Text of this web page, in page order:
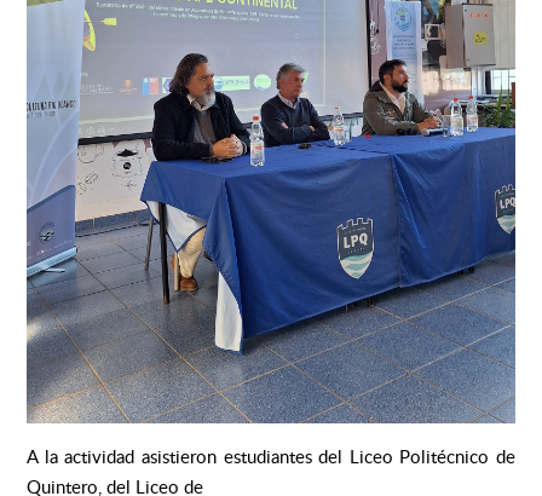
A la actividad asistieron estudiantes del Liceo Politécnico de
Quintero, del Liceo de